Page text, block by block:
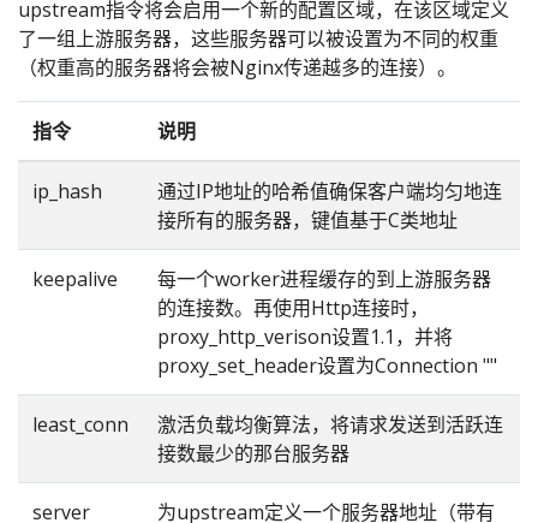
upstream指令将会启用一个新的配置区域，在该区域定义
了一组上游服务器，这些服务器可以被设置为不同的权重
（权重高的服务器将会被Nginx传递越多的连接）。
指令 说明
ip_hash
通过IP地址的哈希值确保客户端均匀地连
接所有的服务器，键值基于C类地址
keepalive
每一个worker进程缓存的到上游服务器
的连接数。再使用Http连接时，
proxy_http_verison设置1.1，并将
proxy_set_header设置为Connection ""
least_conn
激活负载均衡算法，将请求发送到活跃连
接数最少的那台服务器
server
为upstream定义一个服务器地址（带有